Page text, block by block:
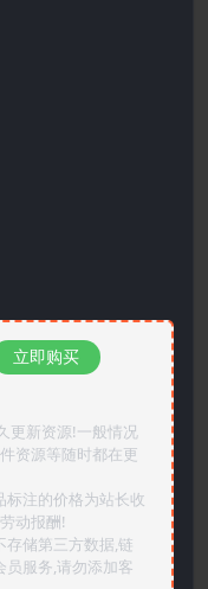
立即购买
更新资源!一般情况
资源等随时都在更
标注的价格为站长收
动报酬!
存储第三方数据,链
员服务,请勿添加客